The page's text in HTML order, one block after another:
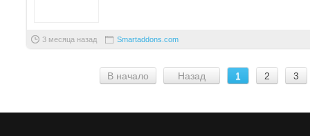
3 месяца назад Smartaddons.com
В начало Назад 1 2 3